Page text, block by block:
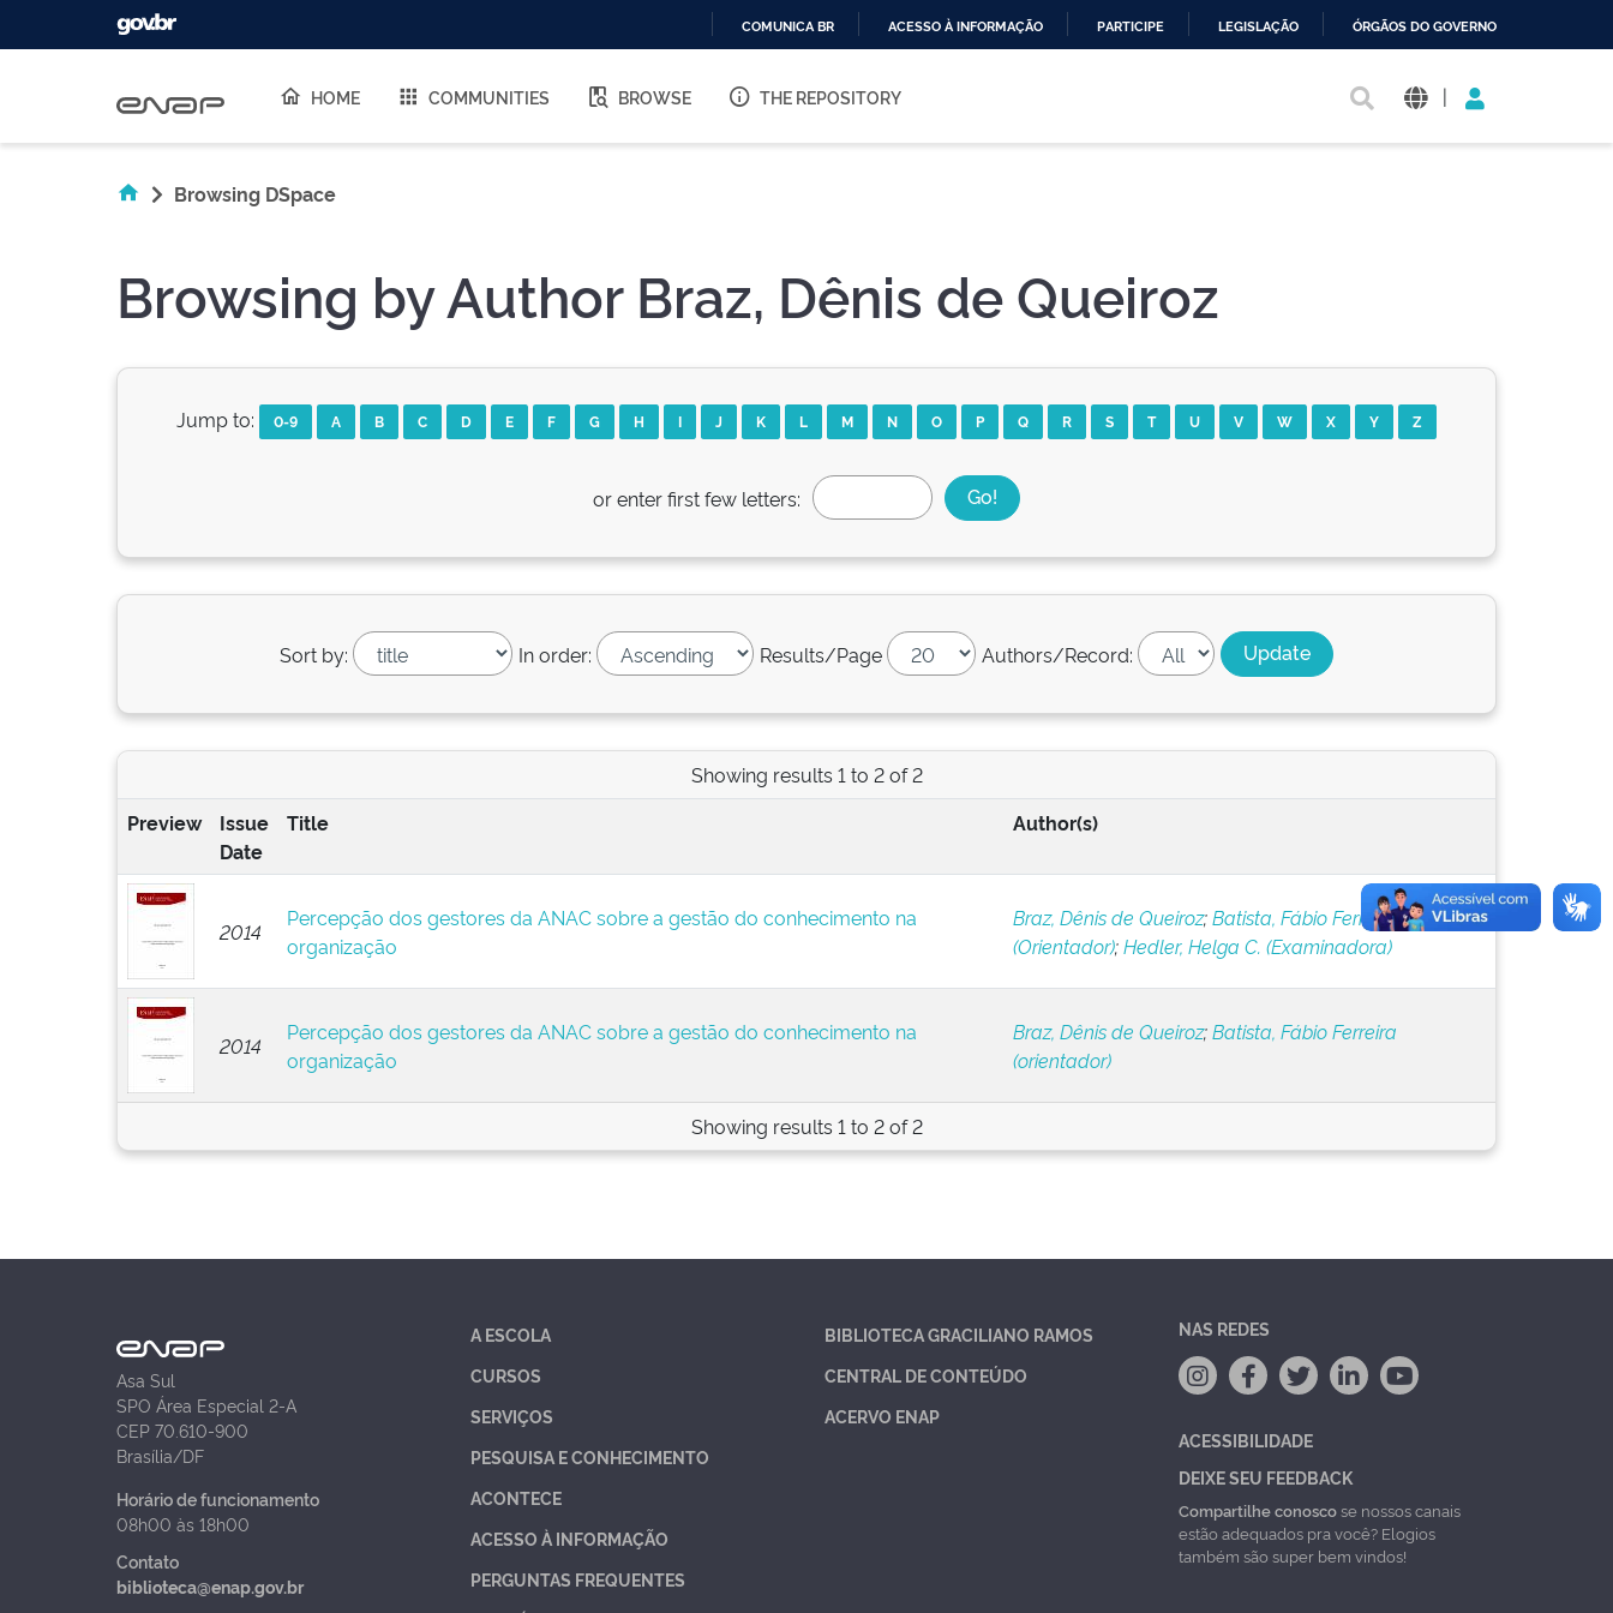
O
COMUNICA BR ACESSO À INFORMAÇÃO PARTICIPE LEGISLAÇÃO ÓRGÃOS DO GOVERNO
HOME COMMUNITIES BROWSE THE REPOSITORY |
Browsing DSpace
Browsing by Author Braz, Dênis de Queiroz
Jump to: 0-9 A B C D E F G H I J K L M N O P Q R S T U V W X Y Z
or enter first few letters:
Sort by: In order: Results/Page Authors/Record:
Showing results 1 to 2 of 2
Preview
Issue
Date
Title Author(s)
2014
Percepção dos gestores da ANAC sobre a gestão do conhecimento na
organização
Braz, Dênis de Queiroz;Batista, Fábio Ferreira
(Orientador);Hedler, Helga C. (Examinadora)
2014
Percepção dos gestores da ANAC sobre a gestão do conhecimento na
organização
Braz, Dênis de Queiroz;Batista, Fábio Ferreira
(orientador)
Showing results 1 to 2 of 2
Asa Sul
SPO Área Especial 2-A
CEP 70.610-900
Brasília/DF
Horário de funcionamento
08h00 às 18h00
Contato
biblioteca@enap.gov.br
A ESCOLA
CURSOS
SERVIÇOS
PESQUISA E CONHECIMENTO
ACONTECE
ACESSO À INFORMAÇÃO
PERGUNTAS FREQUENTES
BIBLIOTECA GRACILIANO RAMOS
CENTRAL DE CONTEÚDO
ACERVO ENAP
NAS REDES
ACESSIBILIDADE
DEIXE SEU FEEDBACK
Compartilhe conosco se nossos canais
estão adequados pra você? Elogios
também são super bem vindos!